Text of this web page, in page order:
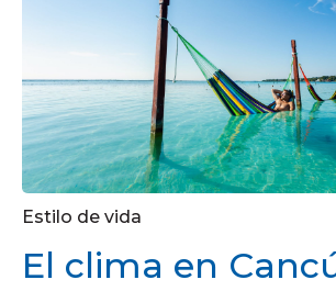
Estilo de vida
El clima en